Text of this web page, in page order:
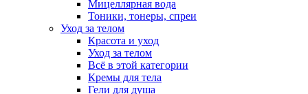
Мицеллярная вода
Тоники, тонеры, спреи
Уход за телом
Красота и уход
Уход за телом
Всё в этой категории
Кремы для тела
Гели для душа